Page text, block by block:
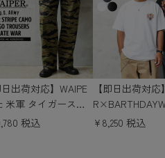
日出荷対応】WAIPE
米軍 タイガースト
カモ カーゴトラウ
税込
【即日出荷対応
“FUKUOKA”
¥8,250 税込